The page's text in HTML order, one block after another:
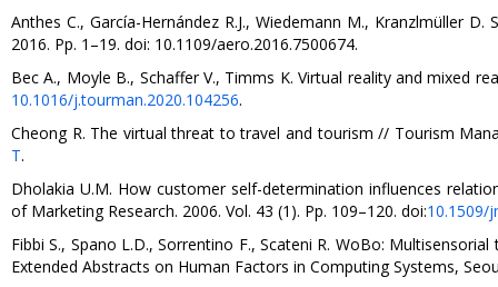
Anthes C., García-Hernández R.J., Wiedemann M., Kranzlmüller
2016. Pp. 1–19. doi: 10.1109/aero.2016.7500674.
Bec A., Moyle B., Schaffer V., Timms K. Virtual reality and mixed
10.1016/j.tourman.2020.104256.
Cheong R. The virtual threat to travel and tourism // Tourism
T.
Dholakia U.M. How customer self-determination influences
of Marketing Research. 2006. Vol. 43 (1). Pp. 109–120. doi:10.1509/
Fibbi S., Spano L.D., Sorrentino F., Scateni R. WoBo:
Extended Abstracts on Human Factors in Computing Systems,